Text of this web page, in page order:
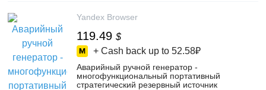
Yandex Browser
119.49 $
+ Cash back up to 52.58₽
Аварийный ручной генератор -
многофункциональный портативный
стратегический резервный источник